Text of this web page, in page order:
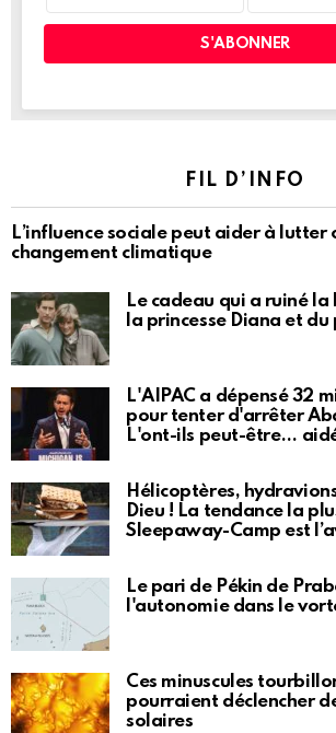
FIL D’INFO
L’influence sociale peut aider à lutter
changement climatique
Le cadeau qui a ruiné la
la princesse Diana et du
L'AIPAC a dépensé 32
pour tenter d'arrêter
L'ont-ils peut-être…
Hélicoptères,
Dieu ! La tendance la
Sleepaway-Camp est
Le pari de Pékin de
l'autonomie dans le
Ces minuscules
pourraient déclencher
solaires